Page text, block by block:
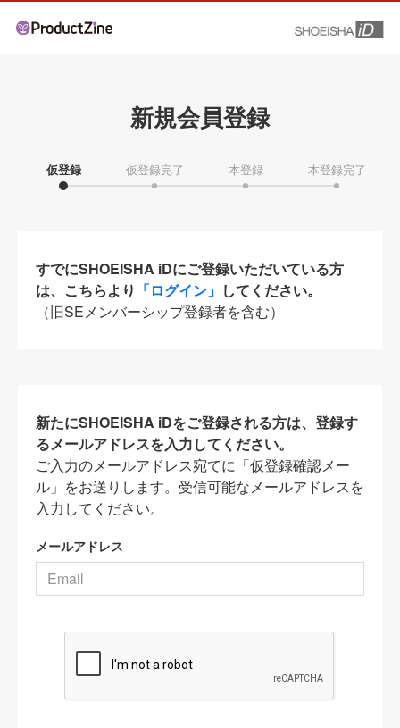
新規会員登録
仮登録 仮登録完了 本登録 本登録完了
すでにSHOEISHA iDにご登録いただいている方
は、こちらより 「ログイン」 してください。
（旧SEメンバーシップ登録者を含む）
新たにSHOEISHA iDをご登録される方は、登録す
るメールアドレスを入力してください。
ご入力のメールアドレス宛てに「仮登録確認メー
ル」をお送りします。受信可能なメールアドレスを
入力してください。
メールアドレス